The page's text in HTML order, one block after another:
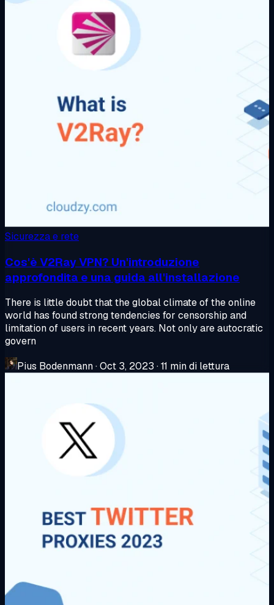
Sicurezza e rete
Cos'è V2Ray VPN? Un'introduzione
approfondita e una guida all'installazione
There is little doubt that the global climate of the online
world has found strong tendencies for censorship and
limitation of users in recent years. Not only are autocratic
govern
Pius Bodenmann·Oct 3, 2023 ·11 min di lettura